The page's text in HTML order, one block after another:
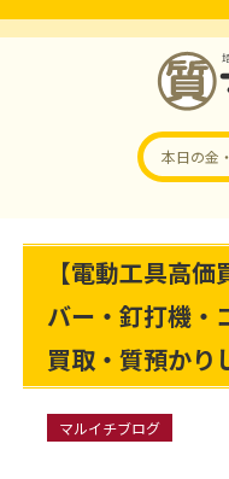
本日の金
【電動工具高
バー・釘打機・
買取・質預かり
マルイチブログ